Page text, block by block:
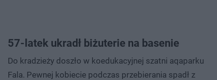
57-latek ukradł biżuterie na basenie
Do kradzieży doszło w koedukacyjnej szatni aqaparku
Fala. Pewnej kobiecie podczas przebierania spadł z